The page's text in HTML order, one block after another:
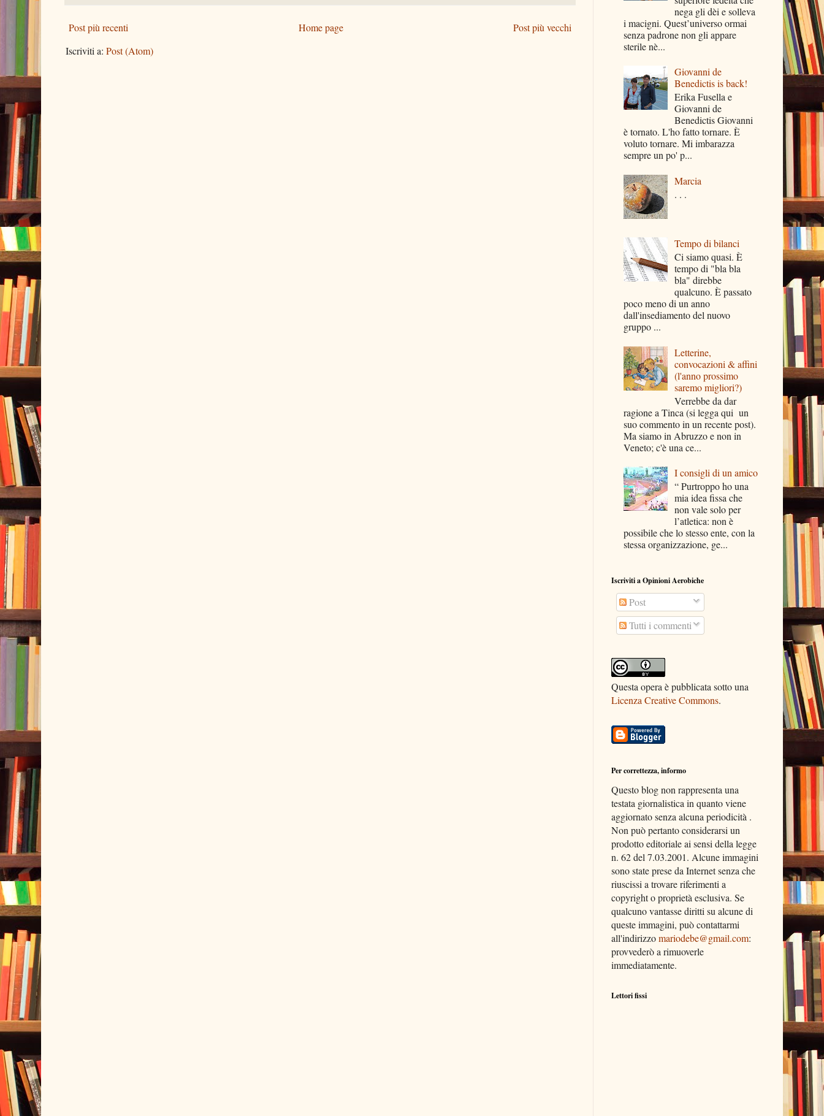
Post più recenti Post più vecchi
Home page
Iscriviti a: Post (Atom)
nega gli dèi e solleva
i macigni. Quest’universo ormai
senza padrone non gli appare
sterile nè...
Giovanni de
Benedictis is back!
Erika Fusella e
Giovanni de
Benedictis Giovanni
è tornato. L'ho fatto tornare. È
voluto tornare. Mi imbarazza
sempre un po' p...
Marcia
. . .
Tempo di bilanci
Ci siamo quasi. È
tempo di "bla bla
bla" direbbe
qualcuno. È passato
poco meno di un anno
dall'insediamento del nuovo
gruppo ...
Letterine,
convocazioni & affini
(l'anno prossimo
saremo migliori?)
Verrebbe da dar
ragione a Tinca (si legga qui un
suo commento in un recente post).
Ma siamo in Abruzzo e non in
Veneto; c'è una ce...
I consigli di un amico
“ Purtroppo ho una
mia idea fissa che
non vale solo per
l’atletica: non è
possibile che lo stesso ente, con la
stessa organizzazione, ge...
Iscriviti a Opinioni Aerobiche
Post
Tutti i commenti
Questa opera è pubblicata sotto una
Licenza Creative Commons.
Per correttezza, informo
Questo blog non rappresenta una
testata giornalistica in quanto viene
aggiornato senza alcuna periodicità .
Non può pertanto considerarsi un
prodotto editoriale ai sensi della legge
n. 62 del 7.03.2001. Alcune immagini
sono state prese da Internet senza che
riuscissi a trovare riferimenti a
copyright o proprietà esclusiva. Se
qualcuno vantasse diritti su alcune di
queste immagini, può contattarmi
all'indirizzomariodebe@gmail.com:
provvederò a rimuoverle
immediatamente.
Lettori fissi